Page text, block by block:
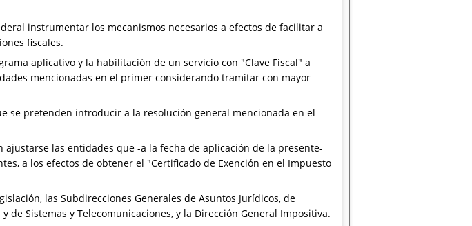
instrumentar los mecanismos necesarios a efectos de facilitar a
fiscales.
aplicativo y la habilitación de un servicio con "Clave Fiscal" a
mencionadas en el primer considerando tramitar con mayor
se pretenden introducir a la resolución general mencionada en el
las entidades que -a la fecha de aplicación de la presente-
a los efectos de obtener el "Certificado de Exención en el Impuesto
las Subdirecciones Generales de Asuntos Jurídicos, de
de Sistemas y Telecomunicaciones, y la Dirección General Impositiva.